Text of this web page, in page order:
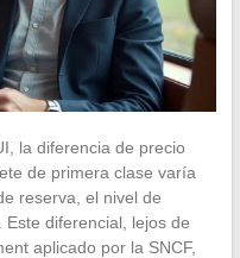
la diferencia de precio
de primera clase varía
reserva, el nivel de
diferencial, lejos de
aplicado por la SNCF,